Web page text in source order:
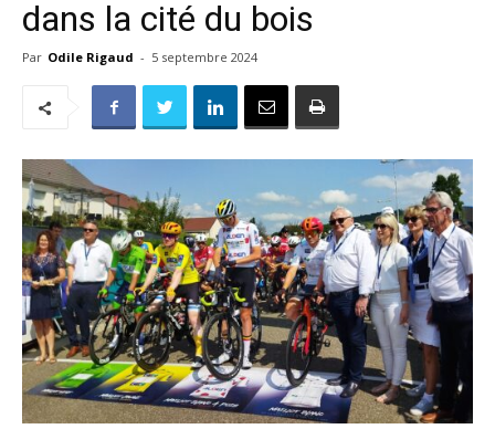
dans la cité du bois
Par Odile Rigaud - 5 septembre 2024